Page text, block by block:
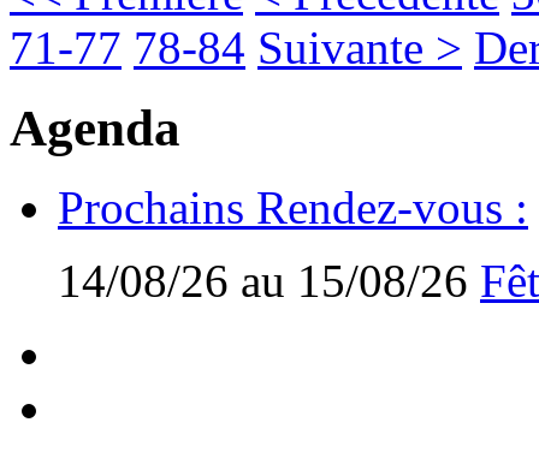
71-77 78-84 Suivante >
Agenda
Prochains Rendez-vous :
14/08/26 au 15/08/26